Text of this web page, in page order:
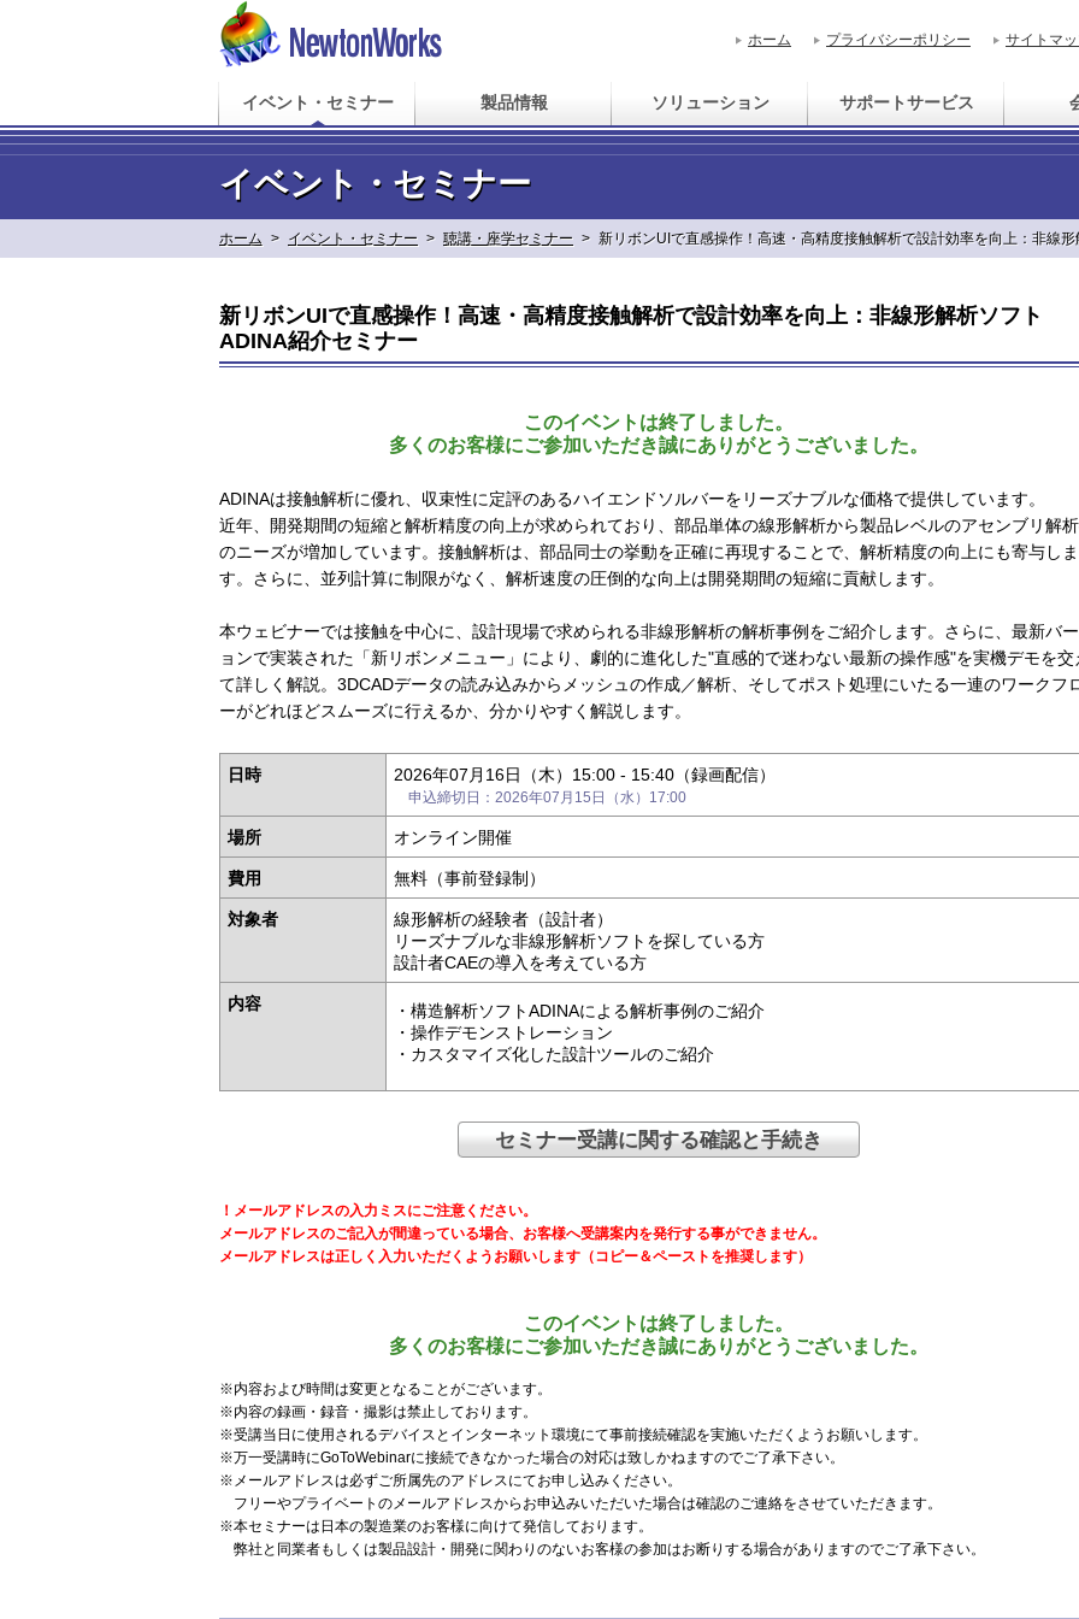
ホーム プライバシーポリシー サイトマ
イベント・セミナー 製品情報 ソリューション サポートサービス
イベント・セミナー
ホーム > イベント・セミナー > 聴講・座学セミナー > 新リボンUIで直感操作！高速・高精度接触解析で設計効率を向上：非線
新リボンUIで直感操作！高速・高精度接触解析で設計効率を向上：非線形解析ソフト
ADINA紹介セミナー
このイベントは終了しました。
多くのお客様にご参加いただき誠にありがとうございました。
ADINAは接触解析に優れ、収束性に定評のあるハイエンドソルバーをリーズナブルな価格で提供しています。
近年、開発期間の短縮と解析精度の向上が求められており、部品単体の線形解析から製品レベルのアセンブリ解
のニーズが増加しています。接触解析は、部品同士の挙動を正確に再現することで、解析精度の向上にも寄与しま
す。さらに、並列計算に制限がなく、解析速度の圧倒的な向上は開発期間の短縮に貢献します。
本ウェビナーでは接触を中心に、設計現場で求められる非線形解析の解析事例をご紹介します。さらに、最新バ
ョンで実装された「新リボンメニュー」により、劇的に進化した"直感的で迷わない最新の操作感"を実機デモを交
て詳しく解説。3DCADデータの読み込みからメッシュの作成／解析、そしてポスト処理にいたる一連のワークフ
ーがどれほどスムーズに行えるか、分かりやすく解説します。
日時 2026年07月16日（木）15:00 - 15:40（録画配信）
申込締切日：2026年07月15日（水）17:00
場所 オンライン開催
費用 無料（事前登録制）
対象者
線形解析の経験者（設計者）
リーズナブルな非線形解析ソフトを探している方
設計者CAEの導入を考えている方
内容
・構造解析ソフトADINAによる解析事例のご紹介
・操作デモンストレーション
・カスタマイズ化した設計ツールのご紹介
セミナー受講に関する確認と手続き
！メールアドレスの入力ミスにご注意ください。
メールアドレスのご記入が間違っている場合、お客様へ受講案内を発行する事ができません。
メールアドレスは正しく入力いただくようお願いします（コピー＆ペーストを推奨します）
このイベントは終了しました。
多くのお客様にご参加いただき誠にありがとうございました。
※内容および時間は変更となることがございます。
※内容の録画・録音・撮影は禁止しております。
※受講当日に使用されるデバイスとインターネット環境にて事前接続確認を実施いただくようお願いします。
※万一受講時にGoToWebinarに接続できなかった場合の対応は致しかねますのでご了承下さい。
※メールアドレスは必ずご所属先のアドレスにてお申し込みください。
フリーやプライベートのメールアドレスからお申込みいただいた場合は確認のご連絡をさせていただきます。
※本セミナーは日本の製造業のお客様に向けて発信しております。
弊社と同業者もしくは製品設計・開発に関わりのないお客様の参加はお断りする場合がありますのでご了承下さい。